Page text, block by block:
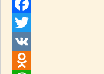
Facebook
Twitter
VK